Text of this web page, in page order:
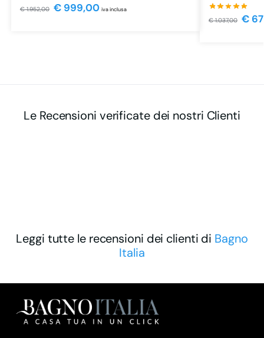
€1.952,00 €999,00 iva inclusa
€1.037,00 €
Le Recensioni verificate dei nostri Clienti
Leggi tutte le recensioni dei clienti di Bagno
Italia